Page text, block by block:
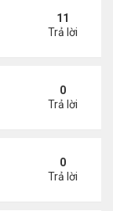
thuế $32 triệu
11
Trả lời
cà phê mắm
0
Trả lời
Mỹ tái đắc cử
0
Trả lời